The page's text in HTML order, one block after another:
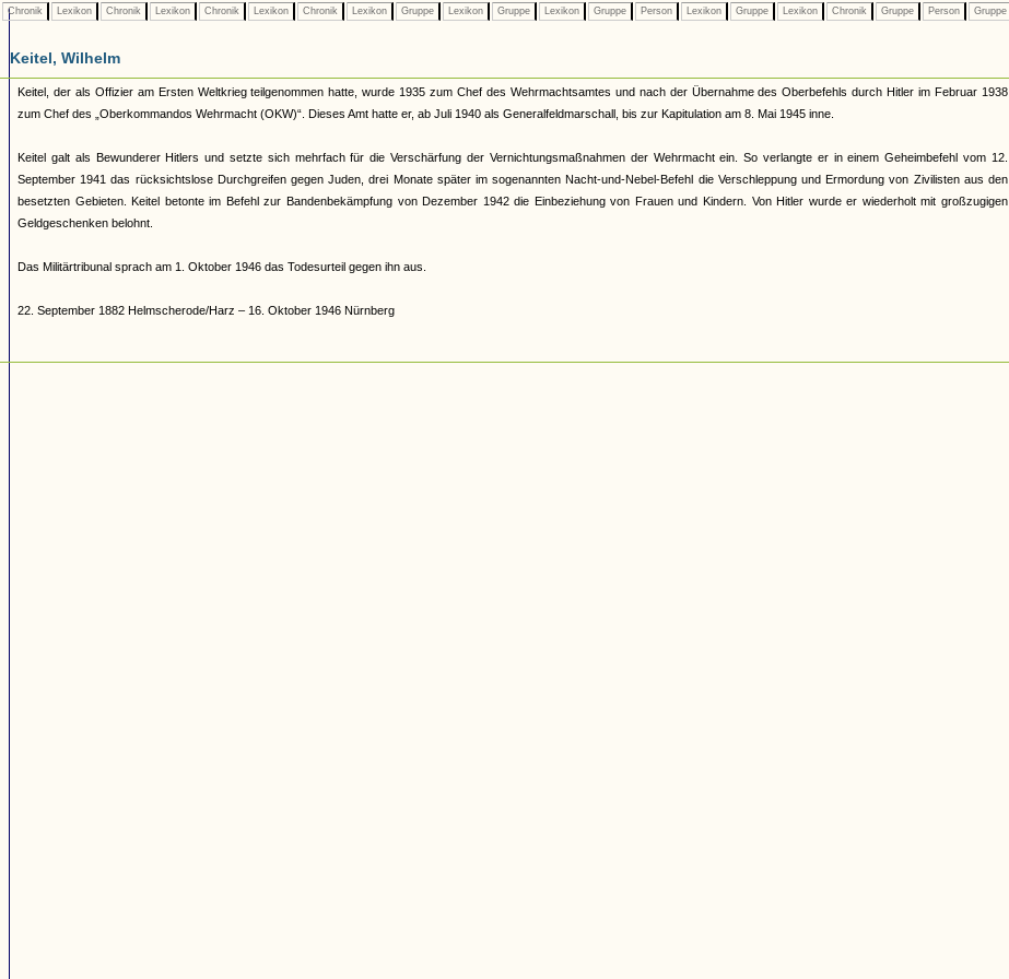
Chronik Lexikon Chronik Lexikon Chronik Lexikon Chronik Lexikon Gruppe Lexikon Gruppe Lexikon Gruppe Person Lexikon Gruppe Lexikon Chronik Gruppe Person Gruppe
Keitel, Wilhelm
Keitel, der als Offizier am Ersten Weltkrieg teilgenommen hatte, wurde 1935 zum Chef des Wehrmachtsamtes und nach der Übernahme des Oberbefehls durch Hitler im Februar 1938
zum Chef des „Oberkommandos Wehrmacht (OKW)“. Dieses Amt hatte er, ab Juli 1940 als Generalfeldmarschall, bis zur Kapitulation am 8. Mai 1945 inne.
Keitel galt als Bewunderer Hitlers und setzte sich mehrfach für die Verschärfung der Vernichtungsmaßnahmen der Wehrmacht ein. So verlangte er in einem Geheimbefehl vom 12.
September 1941 das rücksichtslose Durchgreifen gegen Juden, drei Monate später im sogenannten Nacht-und-Nebel-Befehl die Verschleppung und Ermordung von Zivilisten aus den
besetzten Gebieten. Keitel betonte im Befehl zur Bandenbekämpfung von Dezember 1942 die Einbeziehung von Frauen und Kindern. Von Hitler wurde er wiederholt mit großzugigen
Geldgeschenken belohnt.
Das Militärtribunal sprach am 1. Oktober 1946 das Todesurteil gegen ihn aus.
22. September 1882 Helmscherode/Harz – 16. Oktober 1946 Nürnberg